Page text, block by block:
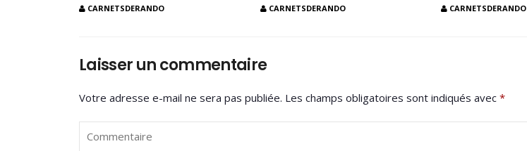
CARNETSDERANDO CARNETSDERANDO CARNETSDERANDO
Laisser un commentaire
Votre adresse e-mail ne sera pas publiée. Les champs obligatoires sont indiqués avec *